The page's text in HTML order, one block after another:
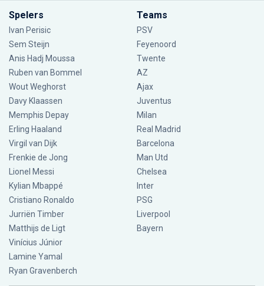
Spelers
Ivan Perisic
Sem Steijn
Anis Hadj Moussa
Ruben van Bommel
Wout Weghorst
Davy Klaassen
Memphis Depay
Erling Haaland
Virgil van Dijk
Frenkie de Jong
Lionel Messi
Kylian Mbappé
Cristiano Ronaldo
Jurriën Timber
Matthijs de Ligt
Vinícius Júnior
Lamine Yamal
Ryan Gravenberch
Teams
PSV
Feyenoord
Twente
AZ
Ajax
Juventus
Milan
Real Madrid
Barcelona
Man Utd
Chelsea
Inter
PSG
Liverpool
Bayern